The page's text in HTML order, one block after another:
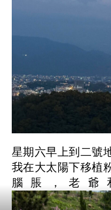
星期六早上到二號
我在大太陽下移植
腦脹，老爺